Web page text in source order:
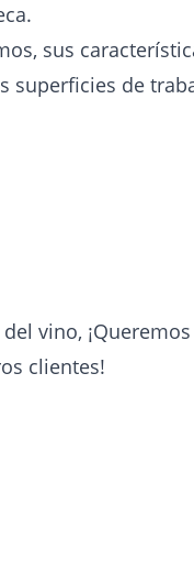
sus
superficies de
vino,
clientes!